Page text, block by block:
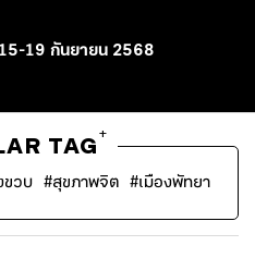
19 กันยายน 2568
TAG
+
วบ #สุขภาพจิต #เมืองพัทยา